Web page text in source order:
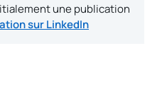
une publication
sur LinkedIn